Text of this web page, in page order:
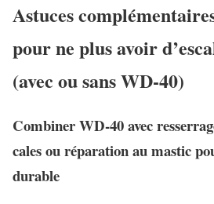
Astuces
pour ne plus avoir
(avec ou sans WD-40)
Combiner WD-40 avec
cales ou réparation au mastic
durable